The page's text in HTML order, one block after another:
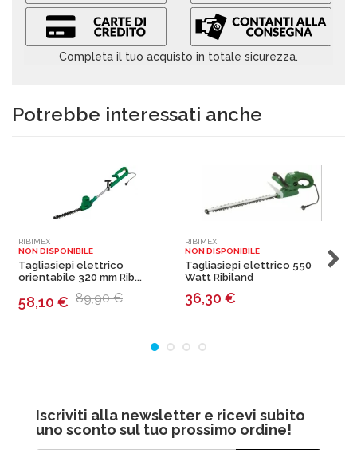
Completa il tuo acquisto in totale sicurezza.
Potrebbe interessati anche
RIBIMEX
NON DISPONIBILE
Tagliasiepi elettrico
orientabile 320 mm Rib...
58,10 € 89,90 €
RIBIMEX
NON DISPONIBILE
Tagliasiepi elettrico 550
Watt Ribiland
36,30 €
Iscriviti alla newsletter e ricevi subito
uno sconto sul tuo prossimo ordine!